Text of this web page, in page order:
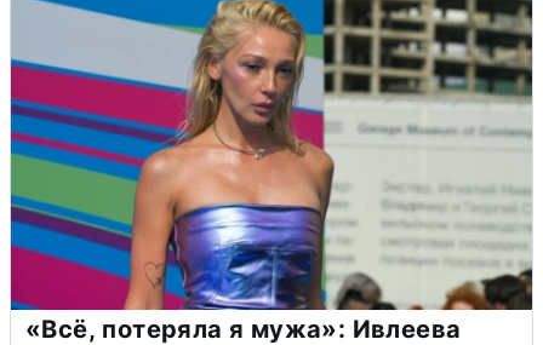
«Всё, потеряла я мужа»: Ивлеева